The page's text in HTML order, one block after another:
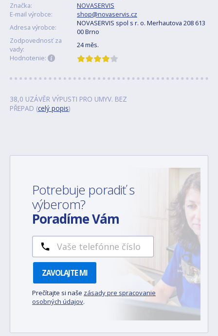
Značka:
NOVASERVIS
E-mail výrobce:
shop@novaservis.cz
Adresa výrobce:
NOVASERVIS spol s r. o. Merhautova 208 613
00 Brno
Zodpovednosť za
vady:
24 měs.
Hodnotenie:
38,0 UZÁVĚR VÝPUSTI PRO UMYV. BEZ
PŘEPAD (celý popis)
Potrebuje poradiť s
výberom?
Poradíme Vám
ZAVOLAJTE MI
Prečítajte si naše zásady pre spracovanie
osobných údajov.